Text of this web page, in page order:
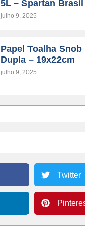
5L – Spartan Brasil
julho 9, 2025
Papel Toalha Snob
Dupla – 19x22cm
julho 9, 2025
Twitter